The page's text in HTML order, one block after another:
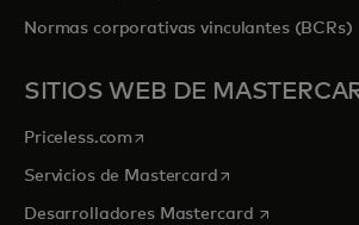
Normas corporativas vinculantes (BCRs)
SITIOS WEB DE
Priceless.com se abre en una pestaña
Servicios de Mastercardse abre en una
Desarrolladores Mastercard se abre en